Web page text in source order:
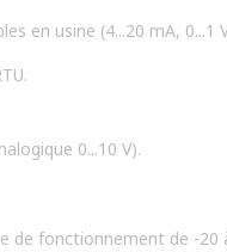
en usine (4...20 mA, 0...1
0...10 V).
de fonctionnement de -20